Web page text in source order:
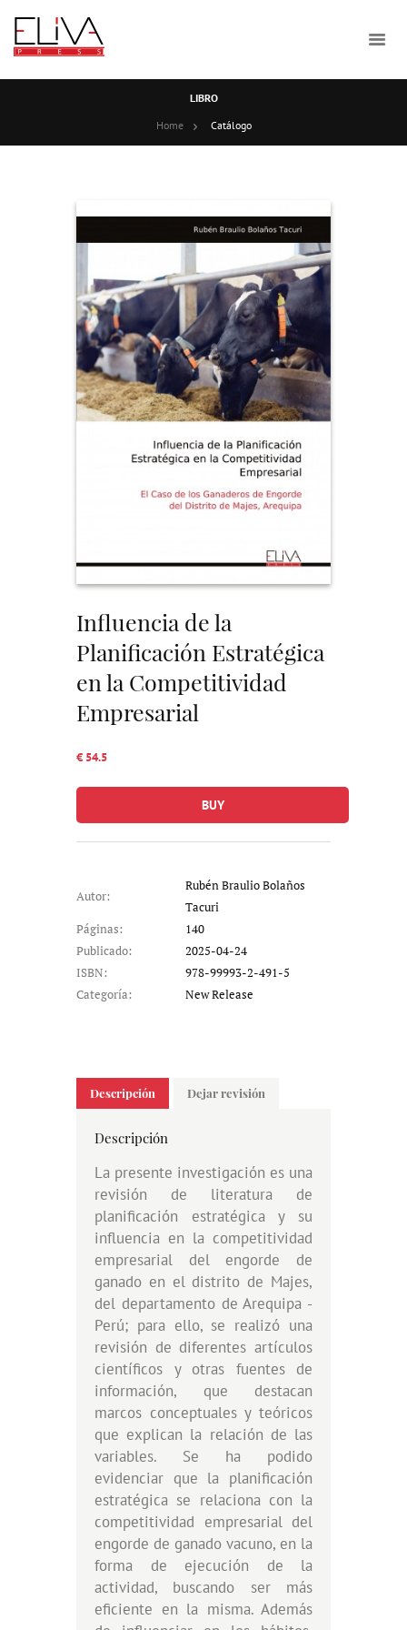
LIBRO
Home
Catálogo
Influencia de la
Planificación Estratégica
en la Competitividad
Empresarial
€ 54.5
BUY
Autor:
Rubén Braulio Bolaños
Tacuri
Páginas:
140
Publicado:
2025-04-24
ISBN:
978-99993-2-491-5
Categoría:
New Release
Descripción Dejar revisión
Descripción
La presente investigación es una
revisión de literatura de
planificación estratégica y su
influencia en la competitividad
empresarial del engorde de
ganado en el distrito de Majes,
del departamento de Arequipa -
Perú; para ello, se realizó una
revisión de diferentes artículos
científicos y otras fuentes de
información, que destacan
marcos conceptuales y teóricos
que explican la relación de las
variables. Se ha podido
evidenciar que la planificación
estratégica se relaciona con la
competitividad empresarial del
engorde de ganado vacuno, en la
forma de ejecución de la
actividad, buscando ser más
eficiente en la misma. Además